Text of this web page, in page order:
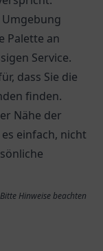
Umgebung
Palette an
Service.
dass Sie die
finden.
Nähe der
einfach, nicht
Hinweise beachten